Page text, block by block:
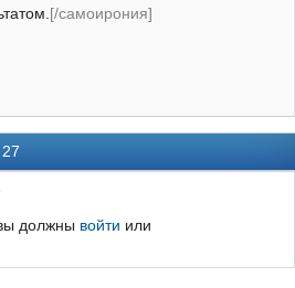
[/самоирония]
должны войти или